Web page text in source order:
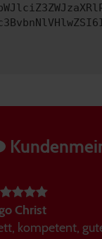
Christ
kompetent,